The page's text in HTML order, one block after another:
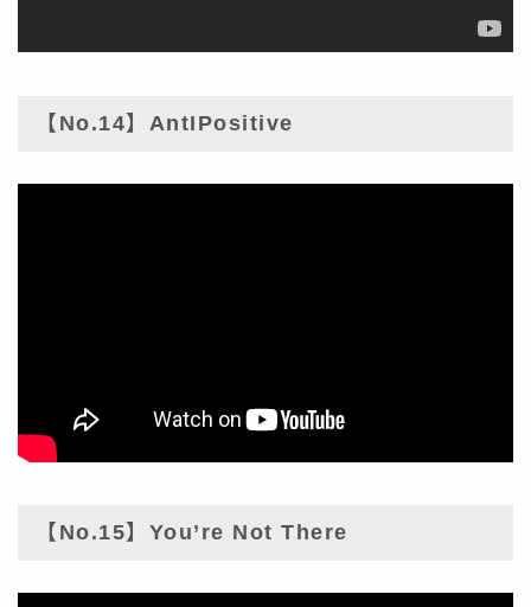
【No.14】AntIPositive
【No.15】You’re Not There